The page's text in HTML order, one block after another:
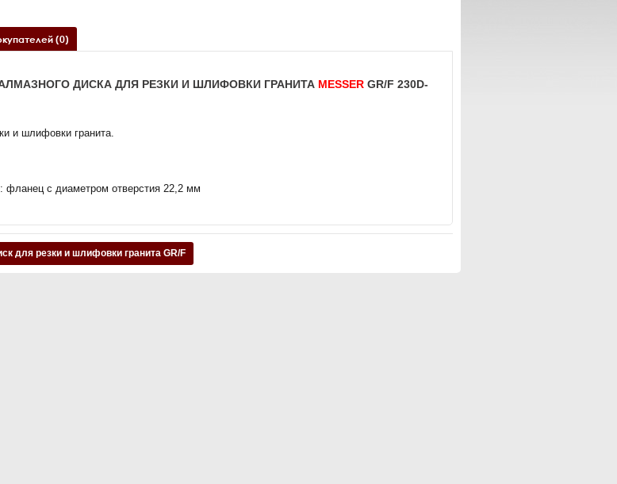
(0)
ДИСКА ДЛЯ РЕЗКИ И ШЛИФОВКИ ГРАНИТА MESSER GR/F 230D-
и шлифовки гранита.
фланец с диаметром отверстия 22,2 мм
для резки и шлифовки гранита GR/F